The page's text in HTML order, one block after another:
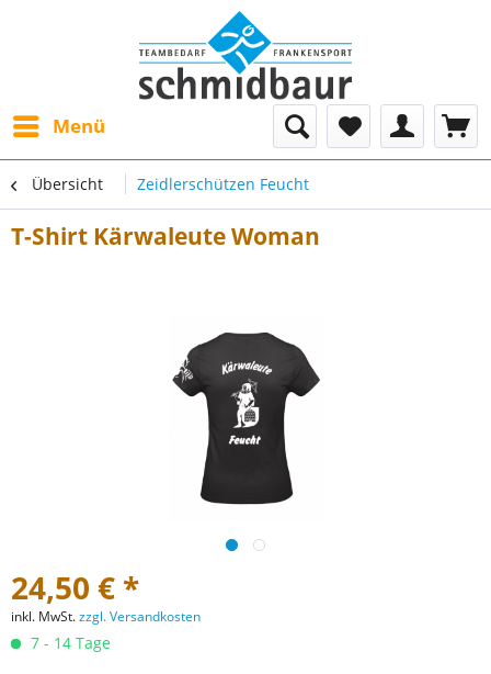
Menü
Übersicht Zeidlerschützen Feucht
T-Shirt Kärwaleute Woman
24,50 € *
inkl. MwSt.zzgl. Versandkosten
7 - 14 Tage